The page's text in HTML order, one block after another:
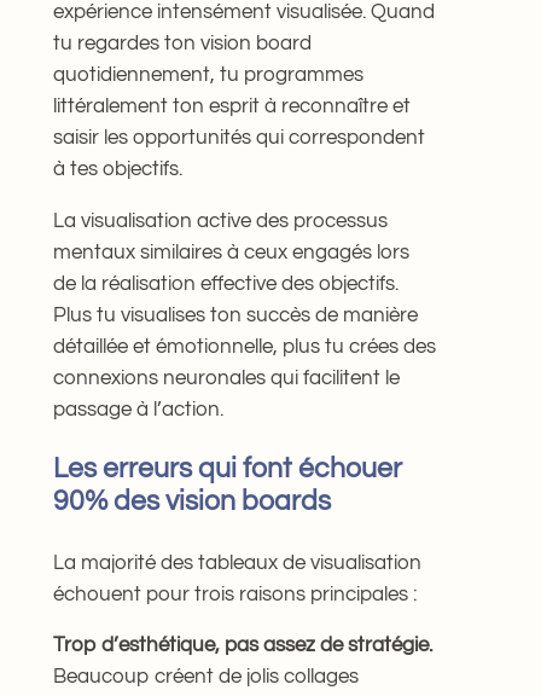
expérience intensément visualisée. Quand
tu regardes ton vision board
quotidiennement, tu programmes
littéralement ton esprit à reconnaître et
saisir les opportunités qui correspondent
à tes objectifs.
La visualisation active des processus
mentaux similaires à ceux engagés lors
de la réalisation effective des objectifs.
Plus tu visualises ton succès de manière
détaillée et émotionnelle, plus tu crées des
connexions neuronales qui facilitent le
passage à l’action.
Les erreurs qui font échouer
90% des vision boards
La majorité des tableaux de visualisation
échouent pour trois raisons principales :
Trop d’esthétique, pas assez de stratégie.
Beaucoup créent de jolis collages